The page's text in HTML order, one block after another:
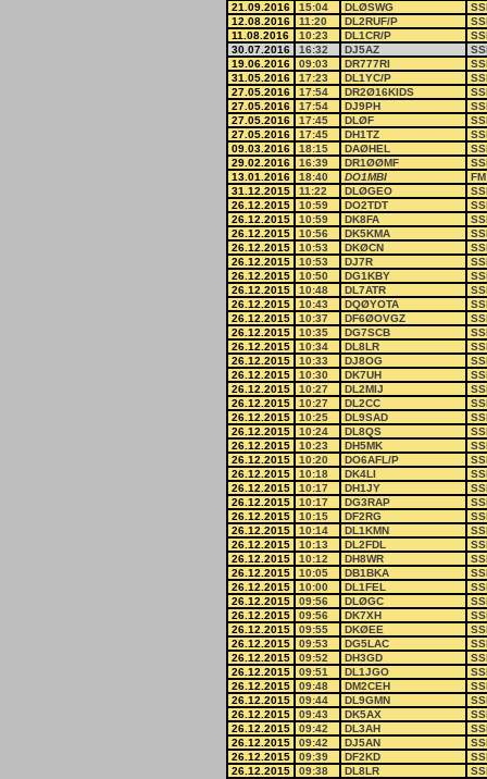
21.09.2016
15:04 DLØSWG
12.08.2016
11:20 DL2RUF/P
11.08.2016
10:23 DL1CR/P
30.07.2016
16:32 DJ5AZ
19.06.2016
09:03 DR777RI
31.05.2016
17:23 DL1YC/P
27.05.2016
17:54 DR2Ø16KIDS
27.05.2016
17:54 DJ9PH
27.05.2016
17:45 DLØF
27.05.2016
17:45 DH1TZ
09.03.2016
18:15 DAØHEL
29.02.2016
16:39 DR1ØØMF
13.01.2016
18:40 DO1MBI
FM
31.12.2015
11:22 DLØGEO
26.12.2015
10:59 DO2TDT
26.12.2015
10:59 DK8FA
26.12.2015
10:56 DK5KMA
26.12.2015
10:53 DKØCN
26.12.2015
10:53 DJ7R
26.12.2015
10:50 DG1KBY
26.12.2015
10:48 DL7ATR
26.12.2015
10:43 DQØYOTA
26.12.2015
10:37 DF6ØOVGZ
26.12.2015
10:35 DG7SCB
26.12.2015
10:34 DL8LR
26.12.2015
10:33 DJ8OG
26.12.2015
10:30 DK7UH
26.12.2015
10:27 DL2MIJ
26.12.2015
10:27 DL2CC
26.12.2015
10:25 DL9SAD
26.12.2015
10:24 DL8QS
26.12.2015
10:23 DH5MK
26.12.2015
10:20 DO6AFL/P
26.12.2015
10:18 DK4LI
26.12.2015
10:17 DH1JY
26.12.2015
10:17 DG3RAP
26.12.2015
10:15 DF2RG
26.12.2015
10:14 DL1KMN
26.12.2015
10:13 DL2FDL
26.12.2015
10:12 DH8WR
26.12.2015
10:05 DB1BKA
26.12.2015
10:00 DL1FEL
26.12.2015
09:56 DLØGC
26.12.2015
09:56 DK7XH
26.12.2015
09:55 DKØEE
26.12.2015
09:53 DG5LAC
26.12.2015
09:52 DH3GD
26.12.2015
09:51 DL1JGO
26.12.2015
09:48 DM2CEH
26.12.2015
09:44 DL9GMN
26.12.2015
09:43 DK5AX
26.12.2015
09:42 DL3AH
26.12.2015
09:42 DJ5AN
26.12.2015
09:39 DF2KD
26.12.2015
09:38 DL8LR